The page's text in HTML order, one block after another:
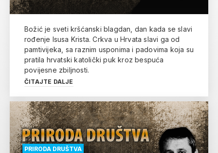
Božić je sveti kršćanski blagdan, dan kada se slavi
rođenje Isusa Krista. Crkva u Hrvata slavi ga od
pamtivijeka, sa raznim usponima i padovima koja su
pratila hrvatski katolički puk kroz bespuća
povijesne zbiljnosti.
ČITAJTE DALJE
PRIRODA DRUŠTVA